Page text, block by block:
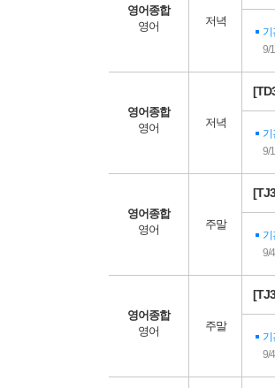
영어종합
영어
저녁
기
9/
영어종합
영어
저녁
기
9/
영어종합
영어
주말
기
9/
영어종합
영어
주말
기
9/